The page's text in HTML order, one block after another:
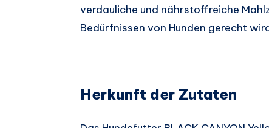
verdauliche und nährstoffreiche
Bedürfnissen von Hunden gerecht
Herkunft der Zutaten